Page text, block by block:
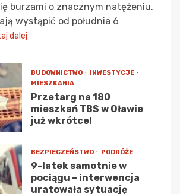
burzami o znacznym natężeniu.
wystąpić od południa 6
dalej
BUDOWNICTWO
INWESTYCJE
MIESZKANIA
Przetarg na 180
mieszkań TBS w Oławie
już wkrótce!
BEZPIECZEŃSTWO PODRÓŻE
9-latek samotnie w
pociągu – interwencja
uratowała sytuację